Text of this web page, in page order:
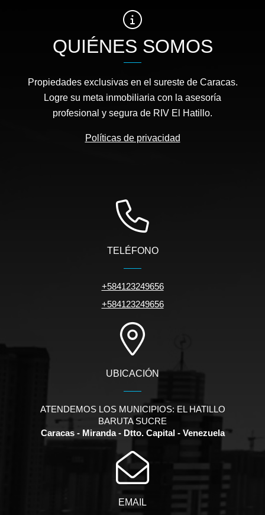
QUIÉNES SOMOS
Propiedades exclusivas en el sureste de Caracas.
Logre su meta inmobiliaria con la asesoría
profesional y segura de RIV El Hatillo.
Políticas de privacidad
TELÉFONO
+584123249656
+584123249656
UBICACIÓN
ATENDEMOS LOS MUNICIPIOS: EL HATILLO
BARUTA SUCRE
Caracas - Miranda - Dtto. Capital - Venezuela
EMAIL